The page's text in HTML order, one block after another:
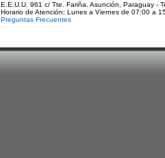
E.E.U.U. 961 c/ Tte. Fariña. Asunción, Paraguay -
Horario de Atención: Lunes a Viernes de 07:00 a
Preguntas Frecuentes